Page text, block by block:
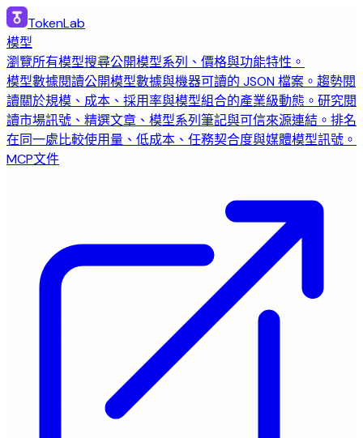
TokenLab
模型
瀏覽所有模型搜尋公開模型系列、價格與功能特性。
模型數據閱讀公開模型數據與機器可讀的 JSON 檔案。 趨勢閱
讀關於規模、成本、採用率與模型組合的產業級動態。 研究閱
讀市場訊號、精選文章、模型系列筆記與可信來源連結。 排名
在同一處比較使用量、低成本、任務契合度與媒體模型訊號。
MCP文件